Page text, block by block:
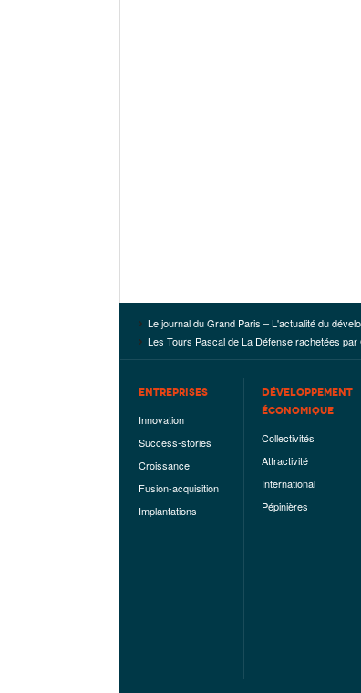
Le journal du Grand Paris – L'actualité du
Les Tours Pascal de La Défense rachetées
ENTREPRISES
Innovation
Success-stories
Croissance
Fusion-acquisition
Implantations
DÉVELOPPEMENT
ÉCONOMIQUE
Collectivités
Attractivité
International
Pépinières